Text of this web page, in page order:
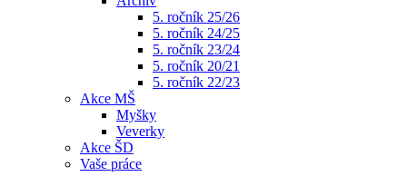
5. ročník 25/26
5. ročník 24/25
5. ročník 23/24
5. ročník 20/21
5. ročník 22/23
Akce MŠ
Myšky
Veverky
Akce ŠD
Vaše práce